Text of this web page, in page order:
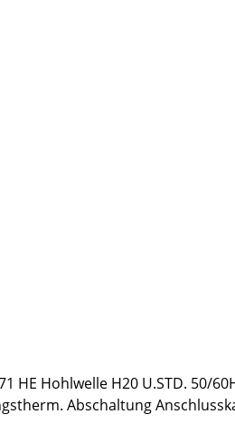
HE Hohlwelle H20 U.STD. 50/
Abschaltung